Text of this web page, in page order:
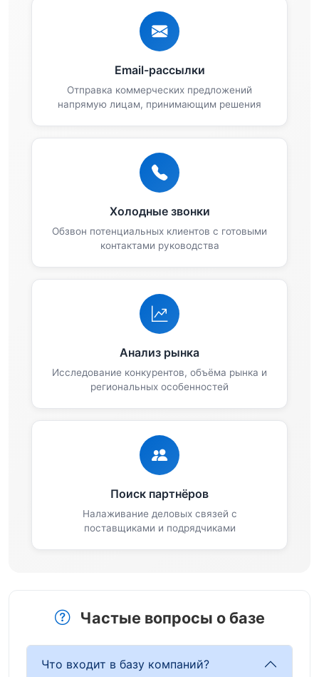
Email-рассылки
Отправка коммерческих предложений
напрямую лицам, принимающим решения
Холодные звонки
Обзвон потенциальных клиентов с готовыми
контактами руководства
Анализ рынка
Исследование конкурентов, объёма рынка и
региональных особенностей
Поиск партнёров
Налаживание деловых связей с
поставщиками и подрядчиками
Частые вопросы о базе
Что входит в базу компаний?